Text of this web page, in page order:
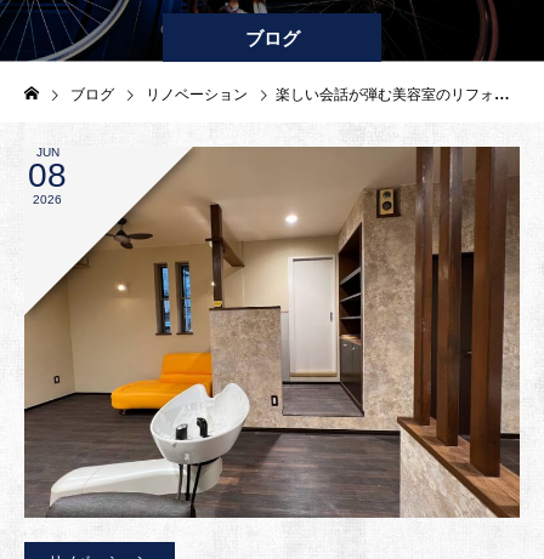
ブログ
ブログ リノベーション 楽しい会話が弾む美容室のリフォーム
JUN
08
2026